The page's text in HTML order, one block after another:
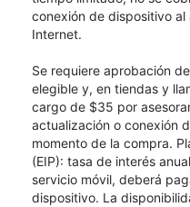
conexión de dispositivo
Internet.
Se requiere aprobación
elegible y, en tiendas y
cargo de $35 por
actualización o conexión
momento de la compra.
(EIP): tasa de interés
servicio móvil, deberá
dispositivo. La